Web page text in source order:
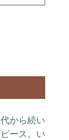
から続い
ース。い